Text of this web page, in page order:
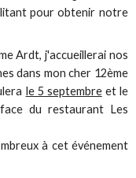
pour obtenir notre
Ardt, j'accueillerai nos
dans mon cher 12ème
le 5 septembreet le
du restaurant Les
à cet événement